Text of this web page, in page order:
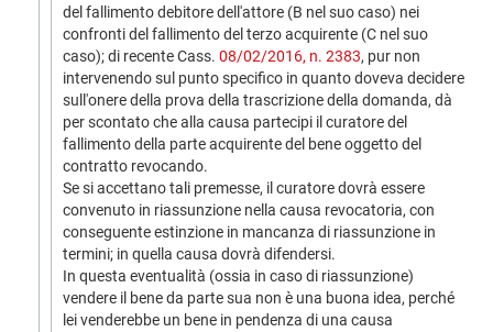
del fallimento debitore dell'attore (B nel suo caso) nei
confronti del fallimento del terzo acquirente (C nel suo
caso); di recente Cass. 08/02/2016, n. 2383, pur non
intervenendo sul punto specifico in quanto doveva decidere
sull'onere della prova della trascrizione della domanda, dà
per scontato che alla causa partecipi il curatore del
fallimento della parte acquirente del bene oggetto del
contratto revocando.
Se si accettano tali premesse, il curatore dovrà essere
convenuto in riassunzione nella causa revocatoria, con
conseguente estinzione in mancanza di riassunzione in
termini; in quella causa dovrà difendersi.
In questa eventualità (ossia in caso di riassunzione)
vendere il bene da parte sua non è una buona idea, perché
lei venderebbe un bene in pendenza di una causa